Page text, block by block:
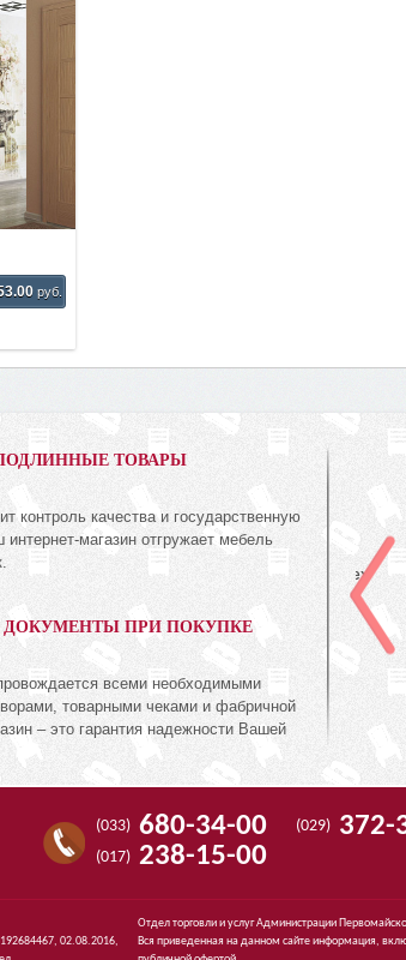
руб.
ПОДЛИННЫЕ ТОВАРЫ
контроль качества и государственную
магазин отгружает мебель
ДОКУМЕНТЫ ПРИ ПОКУПКЕ
всеми необходимыми
товарными чеками и фабричной
– это гарантия надежности Вашей
0%
Полка
КМК 0435.3
Коллекция «Амелия Орех
(033) 680-34-00 (029) 372-
(017) 238-15-00
02.08.2016,
Отдел торговли и услуг Администрации
Вся приведенная на данном сайте информация,